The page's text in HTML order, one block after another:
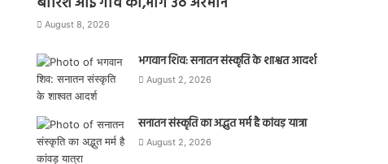
August 8, 2026
भगवान शिव: सनातन संस्कृति के शाश्वत आदर्श
August 2, 2026
सनातन संस्कृति का अद्भुत मर्म है कांवड़ यात्रा
August 2, 2026